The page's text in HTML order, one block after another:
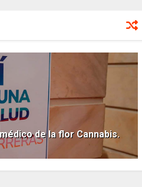
de la flor Cannabis.